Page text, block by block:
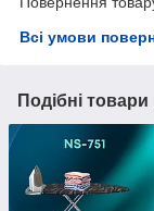
Всі умови
Подібні товари